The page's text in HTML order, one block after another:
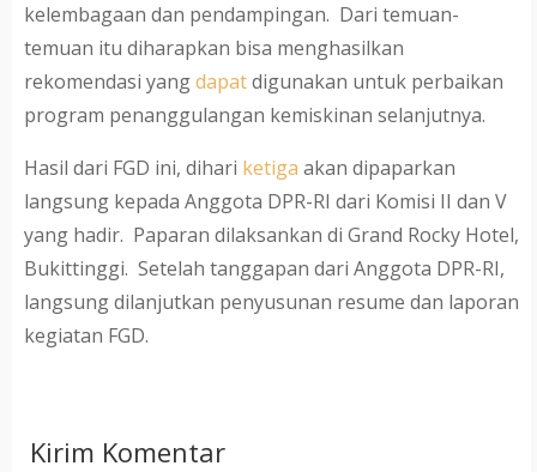
kelembagaan dan pendampingan. Dari temuan-
temuan itu diharapkan bisa menghasilkan
rekomendasi yangdapatdigunakan untuk perbaikan
program penanggulangan kemiskinan selanjutnya.
Hasil dari FGD ini, dihari ketiga akan dipaparkan
langsung kepada Anggota DPR-RI dari Komisi II dan V
yang hadir. Paparan dilaksankan di Grand Rocky Hotel,
Bukittinggi. Setelah tanggapan dari Anggota DPR-RI,
langsung dilanjutkan penyusunan resume dan laporan
kegiatan FGD.
Kirim Komentar